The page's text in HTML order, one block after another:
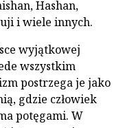
Hashan,
i wiele innych.
wyjątkowej
wszystkim
postrzega je jako
gdzie człowiek
potęgami. W